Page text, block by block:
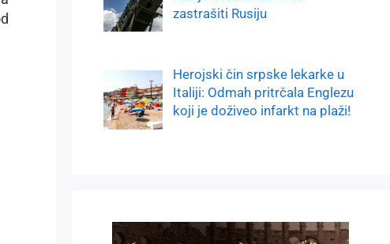
zastrašiti Rusiju
Herojski čin srpske lekarke u
Italiji: Odmah pritrčala Englezu
koji je doživeo infarkt na plaži!